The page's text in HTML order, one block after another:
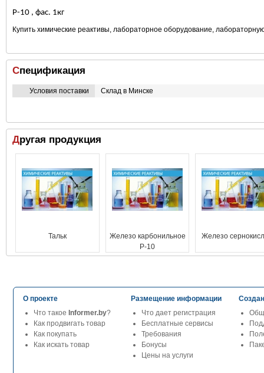
Р-10 , фас. 1кг
Купить химические реактивы, лабораторное оборудование,
Спецификация
Условия поставки Склад в Минске
Другая продукция
Тальк
Железо карбонильное
Р-10
Железо
О проекте
Что такое Informer.by?
Как продвигать товар
Как покупать
Как искать товар
Размещение информации
Что дает регистрация
Бесплатные сервисы
Требования
Бонусы
Цены на услуги